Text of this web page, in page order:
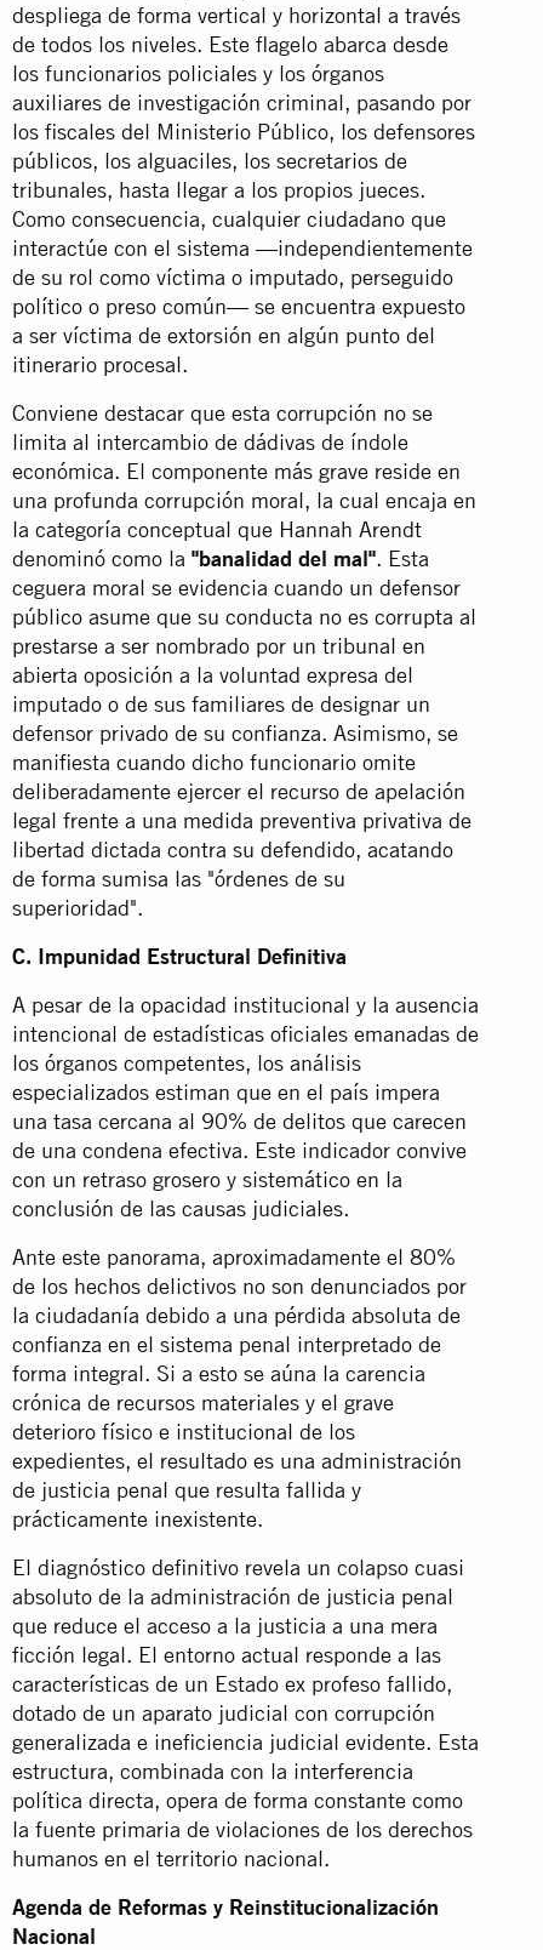
despliega de forma vertical y horizontal a través
de todos los niveles. Este flagelo abarca desde
los funcionarios policiales y los órganos
auxiliares de investigación criminal, pasando por
los fiscales del Ministerio Público, los defensores
públicos, los alguaciles, los secretarios de
tribunales, hasta llegar a los propios jueces.
Como consecuencia, cualquier ciudadano que
interactúe con el sistema —independientemente
de su rol como víctima o imputado, perseguido
político o preso común— se encuentra expuesto
a ser víctima de extorsión en algún punto del
itinerario procesal.
Conviene destacar que esta corrupción no se
limita al intercambio de dádivas de índole
económica. El componente más grave reside en
una profunda corrupción moral, la cual encaja en
la categoría conceptual que Hannah Arendt
denominó como la "banalidad del mal". Esta
ceguera moral se evidencia cuando un defensor
público asume que su conducta no es corrupta al
prestarse a ser nombrado por un tribunal en
abierta oposición a la voluntad expresa del
imputado o de sus familiares de designar un
defensor privado de su confianza. Asimismo, se
manifiesta cuando dicho funcionario omite
deliberadamente ejercer el recurso de apelación
legal frente a una medida preventiva privativa de
libertad dictada contra su defendido, acatando
de forma sumisa las "órdenes de su
superioridad".
C. Impunidad Estructural Definitiva
A pesar de la opacidad institucional y la ausencia
intencional de estadísticas oficiales emanadas de
los órganos competentes, los análisis
especializados estiman que en el país impera
una tasa cercana al 90% de delitos que carecen
de una condena efectiva. Este indicador convive
con un retraso grosero y sistemático en la
conclusión de las causas judiciales.
Ante este panorama, aproximadamente el 80%
de los hechos delictivos no son denunciados por
la ciudadanía debido a una pérdida absoluta de
confianza en el sistema penal interpretado de
forma integral. Si a esto se aúna la carencia
crónica de recursos materiales y el grave
deterioro físico e institucional de los
expedientes, el resultado es una administración
de justicia penal que resulta fallida y
prácticamente inexistente.
El diagnóstico definitivo revela un colapso cuasi
absoluto de la administración de justicia penal
que reduce el acceso a la justicia a una mera
ficción legal. El entorno actual responde a las
características de un Estado ex profeso fallido,
dotado de un aparato judicial con corrupción
generalizada e ineficiencia judicial evidente. Esta
estructura, combinada con la interferencia
política directa, opera de forma constante como
la fuente primaria de violaciones de los derechos
humanos en el territorio nacional.
Agenda de Reformas y Reinstitucionalización
Nacional